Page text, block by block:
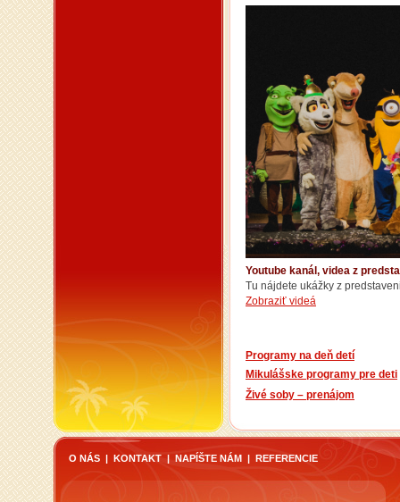
Youtube kanál, videa z
Tu nájdete ukážky z
Zobraziť videá
Programy na deň detí
Mikulášske programy pre deti
Živé soby – prenájom
O NÁS | KONTAKT | NAPÍŠTE NÁM | REFERENCIE